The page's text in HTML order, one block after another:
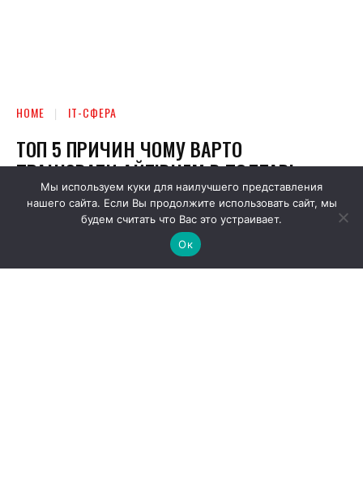
Мы используем куки для наилучшего представления
нашего сайта. Если Вы продолжите использовать сайт, мы
будем считать что Вас это устраивает.
Ок